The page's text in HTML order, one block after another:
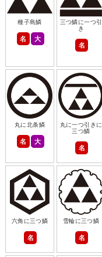
種子島鱗
名 大
三つ鱗に一つ引
き
名
丸に北条鱗
名 大
丸に一つ引きに
三つ鱗
名
六角に三つ鱗
名
雪輪に三つ鱗
名